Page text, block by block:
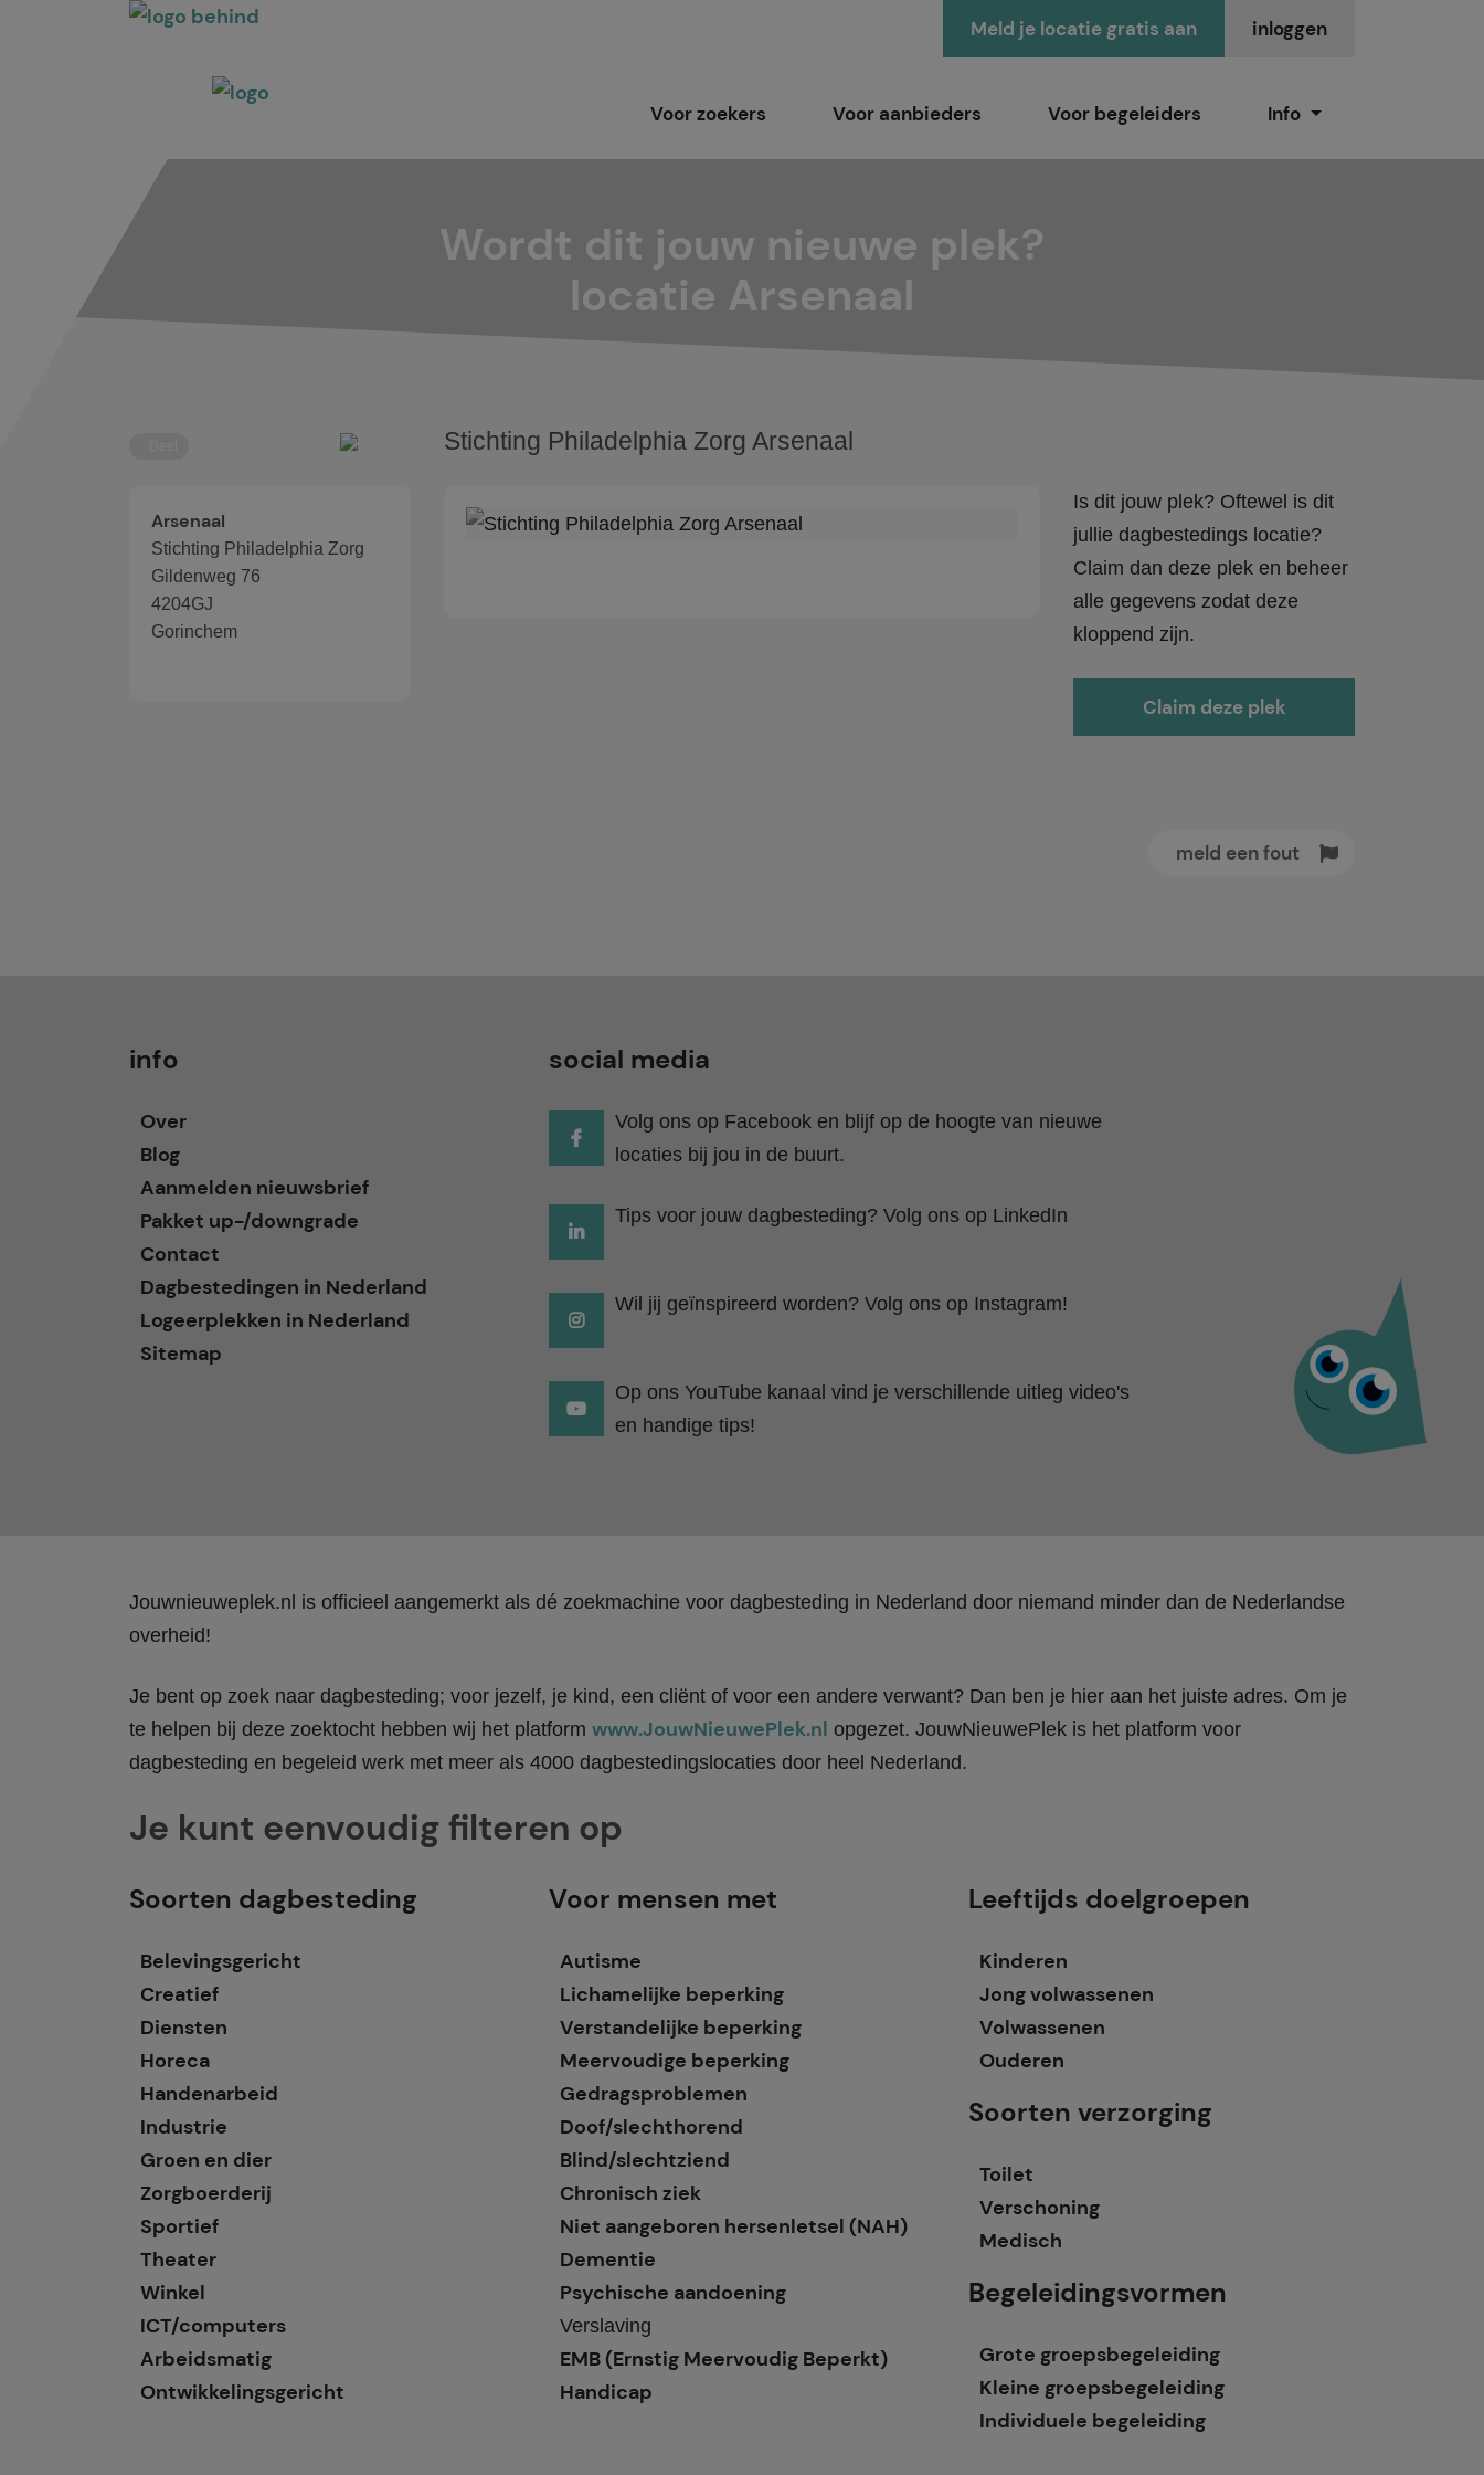
inloggen
Meld je locatie gratis aan
Voor zoekers Voor aanbieders Voor begeleiders Info
Wordt dit jouw nieuwe plek?
locatie Arsenaal
Stichting Philadelphia Zorg Arsenaal
Arsenaal
Stichting Philadelphia Zorg
Gildenweg 76
4204GJ
Gorinchem
Is dit jouw plek? Oftewel is dit
jullie dagbestedings locatie?
Claim dan deze plek en beheer
alle gegevens zodat deze
kloppend zijn.
Claim deze plek
meld een fout
info
Over
Blog
Aanmelden nieuwsbrief
Pakket up-/downgrade
Contact
Dagbestedingen in Nederland
Logeerplekken in Nederland
Sitemap
social media
Volg ons op Facebook en blijf op de hoogte van nieuwe
locaties bij jou in de buurt.
Tips voor jouw dagbesteding? Volg ons op LinkedIn
Wil jij geïnspireerd worden? Volg ons op Instagram!
Op ons YouTube kanaal vind je verschillende uitleg video's
en handige tips!
Jouwnieuweplek.nl is officieel aangemerkt als dé zoekmachine voor dagbesteding in Nederland door niemand minder dan de Nederlandse
overheid!
Je bent op zoek naar dagbesteding; voor jezelf, je kind, een cliënt of voor een andere verwant? Dan ben je hier aan het juiste adres. Om je
te helpen bij deze zoektocht hebben wij het platform www.JouwNieuwePlek.nl opgezet. JouwNieuwePlek is het platform voor
dagbesteding en begeleid werk met meer als 4000 dagbestedingslocaties door heel Nederland.
Je kunt eenvoudig filteren op
Soorten dagbesteding
Belevingsgericht
Creatief
Diensten
Horeca
Handenarbeid
Industrie
Groen en dier
Zorgboerderij
Sportief
Theater
Winkel
ICT/computers
Arbeidsmatig
Ontwikkelingsgericht
Voor mensen met
Autisme
Lichamelijke beperking
Verstandelijke beperking
Meervoudige beperking
Gedragsproblemen
Doof/slechthorend
Blind/slechtziend
Chronisch ziek
Niet aangeboren hersenletsel (NAH)
Dementie
Psychische aandoening
Verslaving
EMB (Ernstig Meervoudig Beperkt)
Handicap
Leeftijds doelgroepen
Kinderen
Jong volwassenen
Volwassenen
Ouderen
Soorten verzorging
Toilet
Verschoning
Medisch
Begeleidingsvormen
Grote groepsbegeleiding
Kleine groepsbegeleiding
Individuele begeleiding